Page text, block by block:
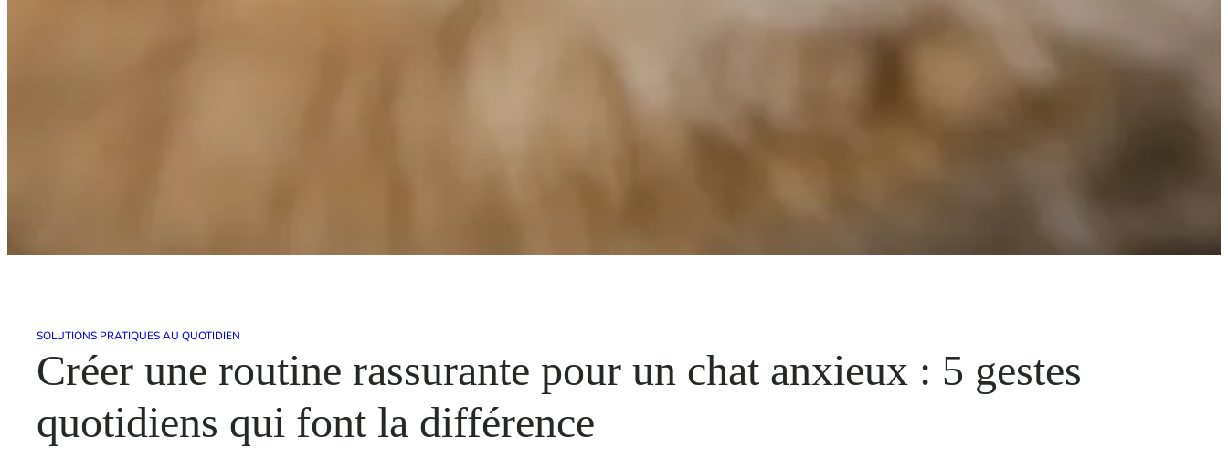
SOLUTIONS PRATIQUES AU QUOTIDIEN
Créer une routine rassurante pour un chat anxieux : 5 gestes
quotidiens qui font la différence